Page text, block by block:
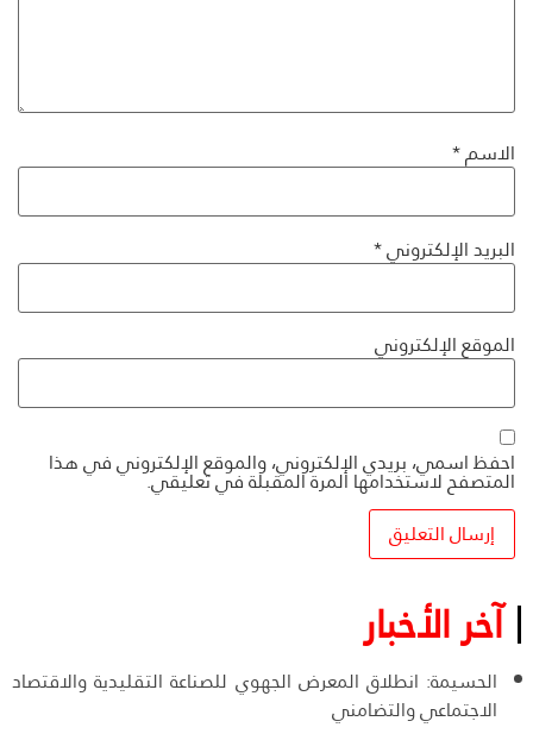
الاسم*
البريد الإلكتروني*
الموقع الإلكتروني
احفظ اسمي، بريدي الإلكتروني، والموقع الإلكتروني في هذا
المتصفح لاستخدامها المرة المقبلة في تعليقي.
آخر الأخبار
الحسيمة: انطلاق المعرض الجهوي للصناعة التقليدية والاقتصاد
الاجتماعي والتضامني